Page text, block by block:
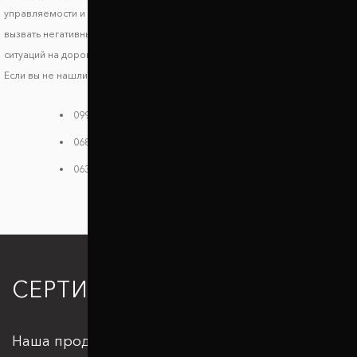
управляемости и стабильности транспортного средства, что может
вызвать негативные последствия и риски возникновения опасных
ситуаций на дороге.
Если вы не нашли своей модели в каталоге, звоните нам:
099 784 38 08
068 182 48 40
063 396 33 26
СЕРТИФИКАЦИЯ
Наша продукция отвечает всем стандартам